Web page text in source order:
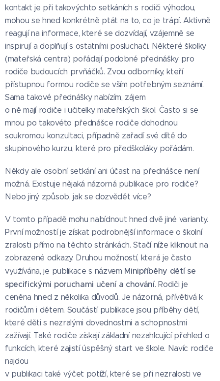
kontakt je při takovýchto setkáních s rodiči výhodou,
mohou se hned konkrétně ptát na to, co je trápí. Aktivně
reagují na informace, které se dozvídají, vzájemně se
inspirují a doplňují s ostatními posluchači. Některé školky
(mateřská centra) pořádají podobné přednášky pro
rodiče budoucích prvňáčků. Zvou odborníky, kteří
přístupnou formou rodiče se vším potřebným seznámí.
Sama takové přednášky nabízím, zájem
o ně mají rodiče i učitelky mateřských škol. Často si se
mnou po takovéto přednášce rodiče dohodnou
soukromou konzultaci, případně zařadí své dítě do
skupinového kurzu, které pro předškoláky pořádám.
Někdy ale osobní setkání ani účast na přednášce není
možná. Existuje nějaká názorná publikace pro rodiče?
Nebo jiný způsob, jak se dozvědět více?
V tomto případě mohu nabídnout hned dvě jiné varianty.
První možností je získat podrobnější informace o školní
zralosti přímo na těchto stránkách. Stačí níže kliknout na
zobrazené odkazy. Druhou možností, která je často
využívána, je publikace s názvem Minipříběhy dětí se
specifickými poruchami učení a chování. Rodiči je
ceněna hned z několika důvodů. Je názorná, přívětivá k
rodičům i dětem. Součástí publikace jsou příběhy dětí,
které děti s nezralými dovednostmi a schopnostmi
zažívají. Také rodiče získají základní nezahlcující přehled o
funkcích, které zajistí úspěšný start ve škole. Navíc rodiče
najdou
v publikaci také výčet potíží, které se při nezralosti ve